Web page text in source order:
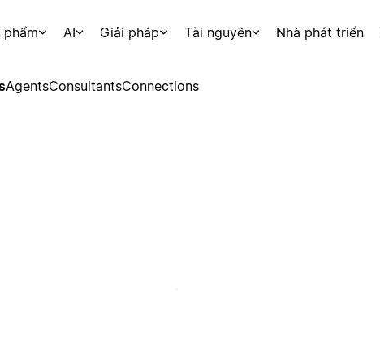
phẩm AI Giải pháp Tài nguyên Nhà phát triển
AgentsConsultantsConnections